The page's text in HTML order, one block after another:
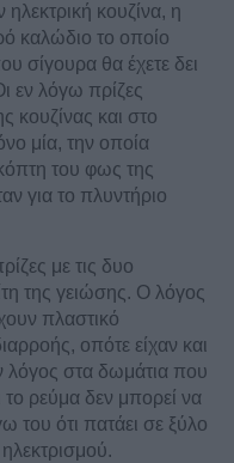
κουζίνα, η
καλώδιο το οποίο
σίγουρα θα έχετε δει
εν λόγω πρίζες
κουζίνας και στο
μία, την οποία
του φως της
για το πλυντήριο
με τις δυο
της γειώσης. Ο λόγος
πλαστικό
οπότε είχαν και
λόγος στα δωμάτια που
το ρεύμα δεν μπορεί να
ότι πατάει σε ξύλο